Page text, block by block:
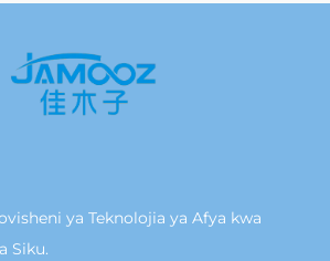
ya Teknolojia ya Afya kwa
Siku.